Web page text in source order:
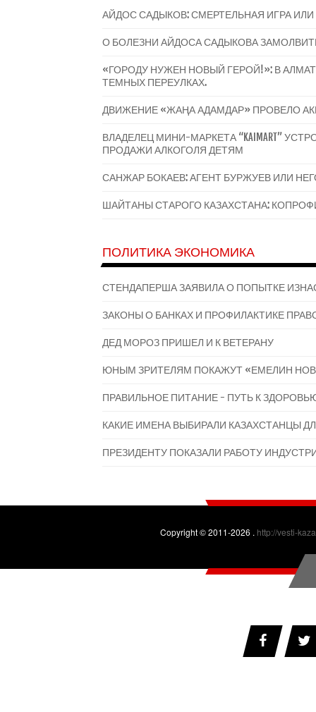
АЙДОС САДЫКОВ: СМЕРТЕЛЬНАЯ ИГРА
О БОЛЕЗНИ АЙДОСА САДЫКОВА
«ГОРОДУ НУЖЕН НОВЫЙ ГЕРОЙ!»: В
ТЕМНЫХ ПЕРЕУЛКАХ.
ДВИЖЕНИЕ «ЖАҢА АДАМДАР» ПРОВЕЛО
ВЛАДЕЛЕЦ МИНИ-МАРКЕТА “KAIMART”
ПРОДАЖИ АЛКОГОЛЯ ДЕТЯМ
САНЖАР БОКАЕВ: АГЕНТ БУРЖУЕВ ИЛИ
ШАЙТАНЫ СТАРОГО КАЗАХСТАНА:
ПОЛИТИКА ЭКОНОМИКА
СТЕНДАПЕРША ЗАЯВИЛА О ПОПЫТКЕ
ЗАКОНЫ О БАНКАХ И ПРОФИЛАКТИКЕ
ДЕД МОРОЗ ПРИШЕЛ И К ВЕТЕРАНУ
ЮНЫМ ЗРИТЕЛЯМ ПОКАЖУТ «ЕМЕЛИН
ПРАВИЛЬНОЕ ПИТАНИЕ - ПУТЬ К
КАКИЕ ИМЕНА ВЫБИРАЛИ КАЗАХСТАНЦЫ
ПРЕЗИДЕНТУ ПОКАЗАЛИ РАБОТУ
Copyright © 2011-2026 . http://vesti-